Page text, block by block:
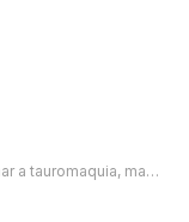
mas o toiro… (c/fotos)